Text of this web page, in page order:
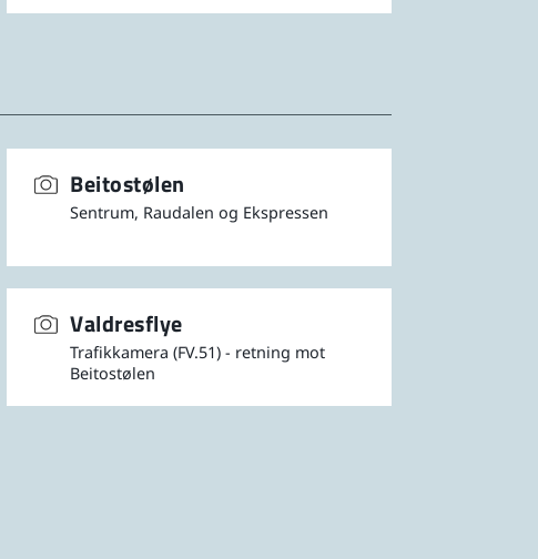
Beitostølen
Sentrum, Raudalen og Ekspressen
Valdresflye
Trafikkamera (FV.51) - retning mot
Beitostølen